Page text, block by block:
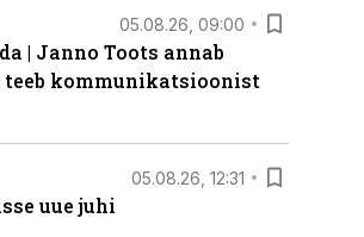
05.08.26, 09:00
| Janno Toots annab
kommunikatsioonist
05.08.26, 12:31
uue juhi